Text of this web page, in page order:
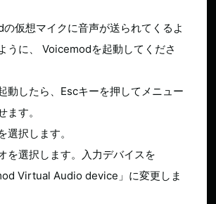
仮想マイクに音声が送られてくるよ
うに、 Voicemodを起動してくださ
動したら、Escキーを押してメニュー
ます。
選択します。
を選択します。入力デバイスを
Virtual Audio device」に変更しま